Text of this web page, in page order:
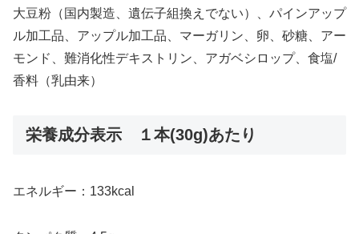
大豆粉（国内製造、遺伝子組換えでない）、パインアップ
ル加工品、アップル加工品、マーガリン、卵、砂糖、アー
モンド、難消化性デキストリン、アガベシロップ、食塩/
香料（乳由来）
栄養成分表示 １本(30g)あたり
エネルギー：133kcal